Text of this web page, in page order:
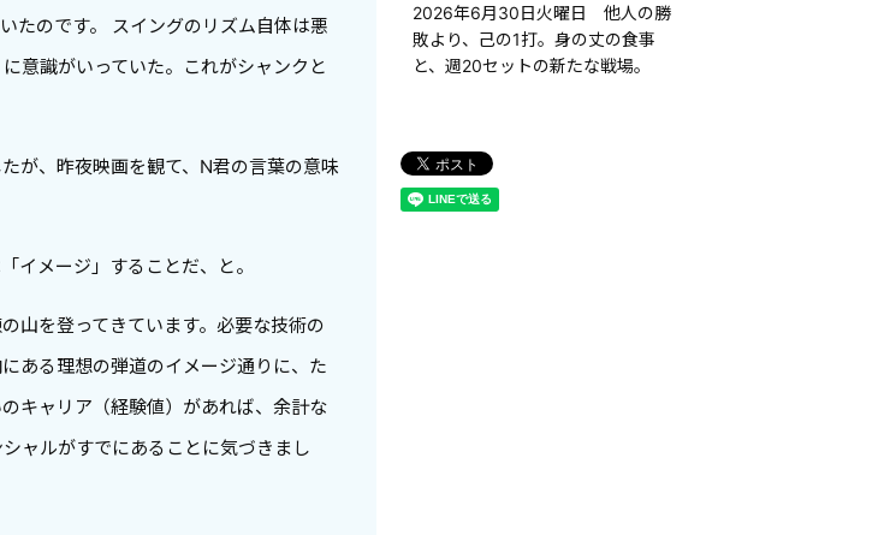
たのです。 スイングのリズム自体は悪
意識がいっていた。これがシャンクと
が、昨夜映画を観て、N君の言葉の意味
イメージ」することだ、と。
山を登ってきています。必要な技術の
ある理想の弾道のイメージ通りに、た
キャリア（経験値）があれば、余計な
ャルがすでにあることに気づきまし
2026年6月30日火曜日 他人の勝
敗より、己の1打。身の丈の食事
と、週20セットの新たな戦場。